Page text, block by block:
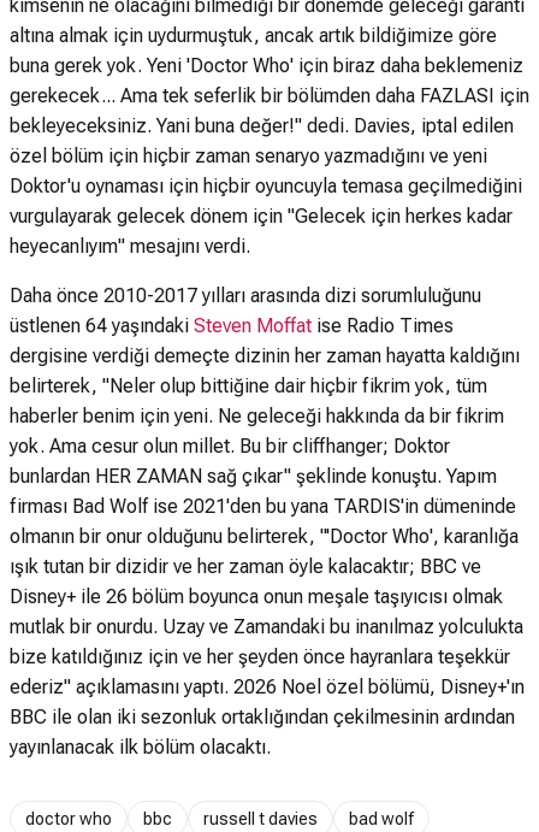
kimsenin ne olacağını bilmediği bir dönemde geleceği garanti
altına almak için uydurmuştuk, ancak artık bildiğimize göre
buna gerek yok. Yeni 'Doctor Who' için biraz daha beklemeniz
gerekecek... Ama tek seferlik bir bölümden daha FAZLASI için
bekleyeceksiniz. Yani buna değer!" dedi. Davies, iptal edilen
özel bölüm için hiçbir zaman senaryo yazmadığını ve yeni
Doktor'u oynaması için hiçbir oyuncuyla temasa geçilmediğini
vurgulayarak gelecek dönem için "Gelecek için herkes kadar
heyecanlıyım" mesajını verdi.
Daha önce 2010-2017 yılları arasında dizi sorumluluğunu
üstlenen 64 yaşındaki Steven Moffat ise Radio Times
dergisine verdiği demeçte dizinin her zaman hayatta kaldığını
belirterek, "Neler olup bittiğine dair hiçbir fikrim yok, tüm
haberler benim için yeni. Ne geleceği hakkında da bir fikrim
yok. Ama cesur olun millet. Bu bir cliffhanger; Doktor
bunlardan HER ZAMAN sağ çıkar" şeklinde konuştu. Yapım
firması Bad Wolf ise 2021'den bu yana TARDIS'in dümeninde
olmanın bir onur olduğunu belirterek, "'Doctor Who', karanlığa
ışık tutan bir dizidir ve her zaman öyle kalacaktır; BBC ve
Disney+ ile 26 bölüm boyunca onun meşale taşıyıcısı olmak
mutlak bir onurdu. Uzay ve Zamandaki bu inanılmaz yolculukta
bize katıldığınız için ve her şeyden önce hayranlara teşekkür
ederiz" açıklamasını yaptı. 2026 Noel özel bölümü, Disney+'ın
BBC ile olan iki sezonluk ortaklığından çekilmesinin ardından
yayınlanacak ilk bölüm olacaktı.
doctor who bbc russell t davies bad wolf